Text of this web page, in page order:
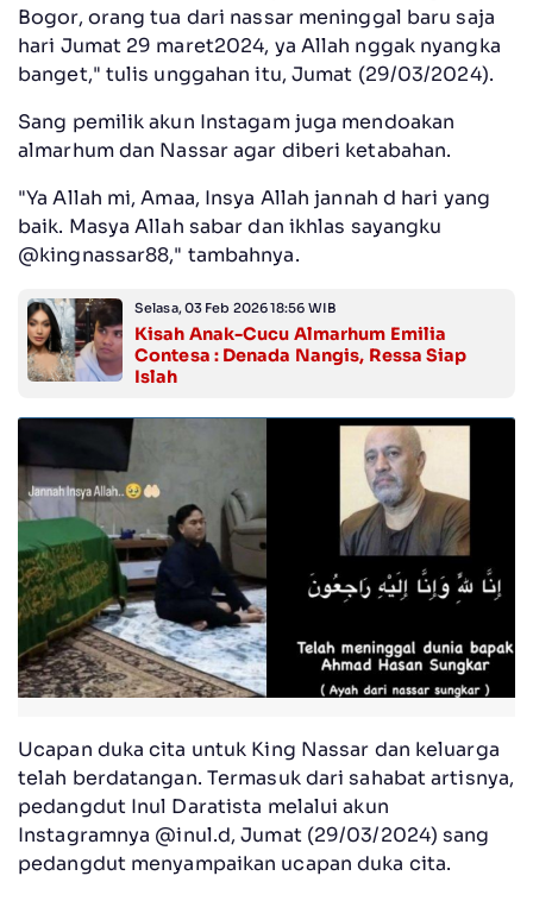
Bogor, orang tua dari nassar meninggal baru saja
hari Jumat 29 maret2024, ya Allah nggak nyangka
banget," tulis unggahan itu, Jumat (29/03/2024).
Sang pemilik akun Instagam juga mendoakan
almarhum dan Nassar agar diberi ketabahan.
"Ya Allah mi, Amaa, Insya Allah jannah d hari yang
baik. Masya Allah sabar dan ikhlas sayangku
@kingnassar88," tambahnya.
Selasa, 03 Feb 2026 18:56 WIB
Kisah Anak-Cucu Almarhum Emilia
Contesa : Denada Nangis, Ressa Siap
Islah
Ucapan duka cita untuk King Nassar dan keluarga
telah berdatangan. Termasuk dari sahabat artisnya,
pedangdut Inul Daratista melalui akun
Instagramnya @inul.d, Jumat (29/03/2024) sang
pedangdut menyampaikan ucapan duka cita.